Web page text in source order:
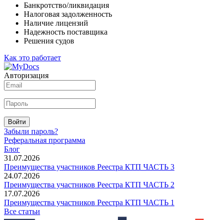
Банкротство/ликвидация
Налоговая задолженность
Наличие лицензий
Надежность поставщика
Решения судов
Как это работает
Авторизация
Войти
Забыли пароль?
Реферальная программа
Блог
31.07.2026
Преимущества участников Реестра КТП ЧАСТЬ 3
24.07.2026
Преимущества участников Реестра КТП ЧАСТЬ 2
17.07.2026
Преимущества участников Реестра КТП ЧАСТЬ 1
Все статьи